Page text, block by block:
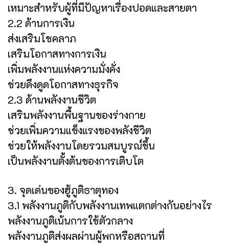
เหมาะสำหรับผู้ที่มีปัญหาเรื่องปอดและสายตา
2.2 ด้านการเงิน
ส่งเสริมโชคลาภ
เสริมโอกาสทางการเงิน
เพิ่มพลังงานแห่งความมั่งคั่ง
ช่วยดึงดูดโอกาสทางธุรกิจ
2.3 ด้านพลังงานชีวิต
เสริมพลังงานพื้นฐานของร่างกาย
ช่วยเพิ่มความแข็งแรงของพลังชีวิต
ช่วยให้พลังงานโดยรวมสมบูรณ์ขึ้น
เป็นพลังงานตั้งต้นของการเติบโต
3. จุดเด่นของฮู้ภูติธาตุทอง
3.1 พลังงานภูติกับพลังงานเทพแตกต่างกันอย่างไร
พลังงานภูติเน้นการใช้ตัวกลาง
พลังงานภูติส่งผลผ่านผู้พกหรือสถานที่